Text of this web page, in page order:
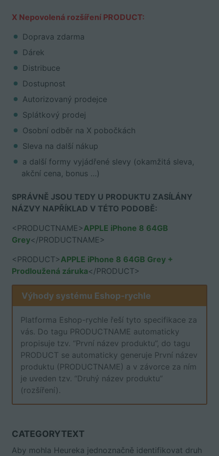
X Nepovolená rozšíření PRODUCT:
Doprava zdarma
Dárek
Distribuce
Dostupnost
Autorizovaný prodejce
Splátkový prodej
Osobní odběr na X pobočkách
Sleva na další nákup
a další formy vyjádřené slevy (okamžitá sleva,
akční cena, bonus …)
SPRÁVNĚ JSOU TEDY U PRODUKTU ZASÍLÁNY
NÁZVY NAPŘÍKLAD V TÉTO PODOBĚ:
<PRODUCTNAME>APPLE iPhone 8 64GB
Grey</PRODUCTNAME>
<PRODUCT>APPLE iPhone 8 64GB Grey +
Prodloužená záruka</PRODUCT>
Výhody systému Eshop-rychle
Platforma Eshop-rychle řeší tyto specifikace za
vás. Do tagu PRODUCTNAME automaticky
propisuje tzv. “První název produktu”, do tagu
PRODUCT se automaticky generuje První název
produktu (PRODUCTNAME) a v závorce za ním
je uveden tzv. “Druhý název produktu”
(rozšíření).
CATEGORYTEXT
Aby mohla Heureka jednoznačně identifikovat druh